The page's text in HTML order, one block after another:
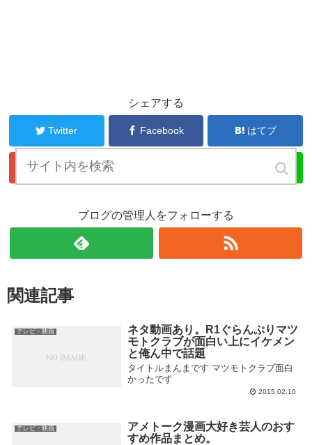
シェアする
Twitter Facebook はてブ
Google+
ブログの管理人をフォローする
関連記事
テレビ・映画
ネタ動画あり。R1ぐらんぷりマツ
モトクラブが面白い上にイケメン
と俺ん中で話題
タイトルまんまです マツモトクラブ面白
かったです
2015.02.10
テレビ・映画
アメトーク漫画大好き芸人のおす
すめ作品まとめ。